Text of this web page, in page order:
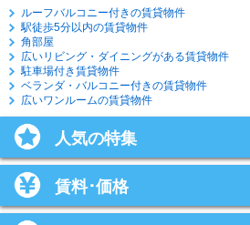
ルーフバルコニー付きの賃貸物件
駅徒歩5分以内の賃貸物件
角部屋
広いリビング・ダイニングがある賃貸物件
駐車場付き賃貸物件
ベランダ・バルコニー付きの賃貸物件
広いワンルームの賃貸物件
人気の特集
賃料･価格